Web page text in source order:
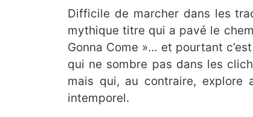
Difficile de marcher dans les
mythique titre qui a pavé le
Gonna Come »… et pourtant
qui ne sombre pas dans les
mais qui, au contraire, explore
intemporel.